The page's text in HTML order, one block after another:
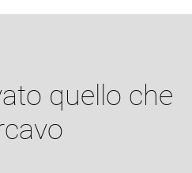
quello che